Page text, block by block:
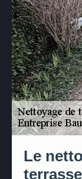
Le